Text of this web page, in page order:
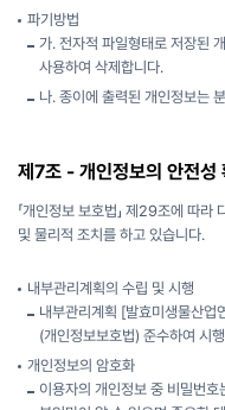
파기방법
가. 전자적 파일형태로 저장된
사용하여 삭제합니다.
나. 종이에 출력된 개인정보는
제7조 - 개인정보의 안전성
「개인정보 보호법」 제29조에 따
및 물리적 조치를 하고 있습니다.
내부관리계획의 수립 및 시행
내부관리계획 [발효미생물산업
(개인정보보호법) 준수하여 시
개인정보의 암호화
이용자의 개인정보 중 비밀번